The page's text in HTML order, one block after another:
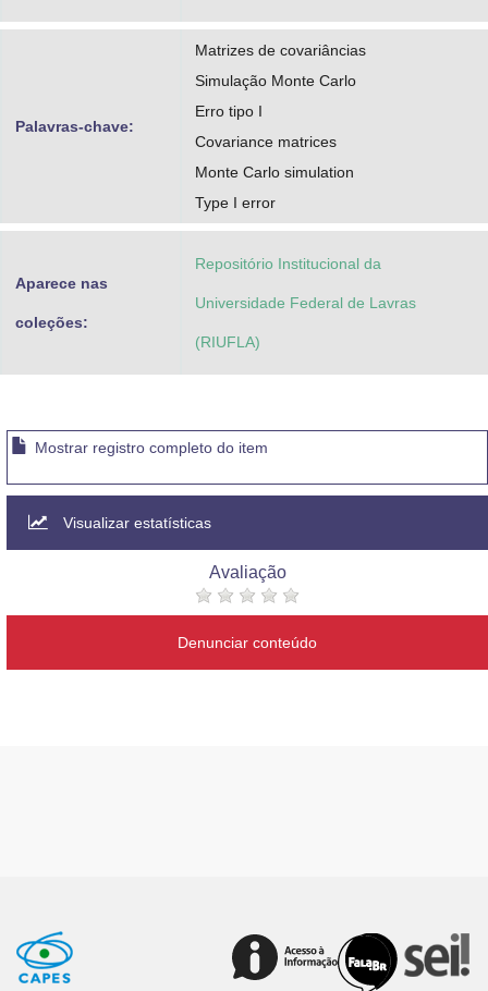
Palavras-chave:
Matrizes de covariâncias
Simulação Monte Carlo
Erro tipo I
Covariance matrices
Monte Carlo simulation
Type I error
Aparece nas
coleções:
Repositório Institucional da
Universidade Federal de Lavras
(RIUFLA)
Mostrar registro completo do item
Visualizar estatísticas
Avaliação
Denunciar conteúdo